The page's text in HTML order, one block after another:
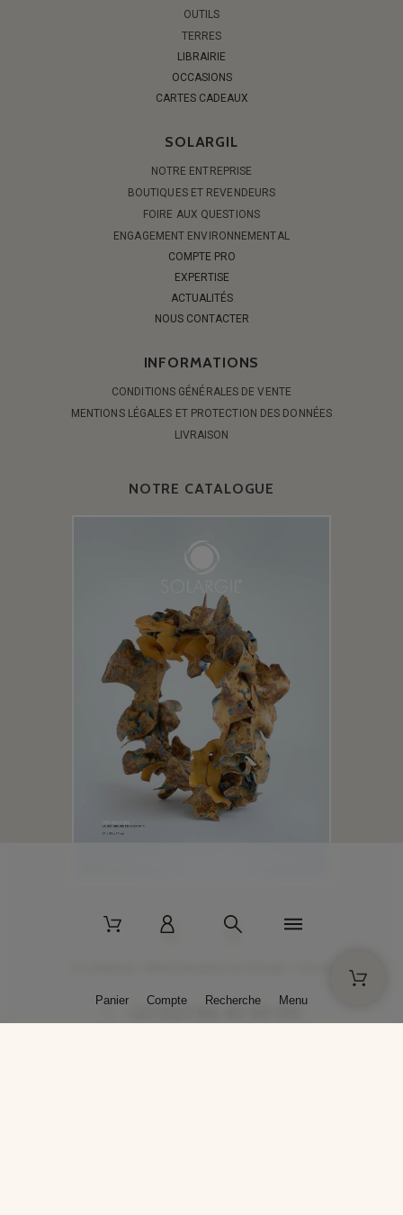
OUTILS
TERRES
LIBRAIRIE
OCCASIONS
CARTES CADEAUX
SOLARGIL
NOTRE ENTREPRISE
BOUTIQUES ET REVENDEURS
FOIRE AUX QUESTIONS
ENGAGEMENT ENVIRONNEMENTAL
COMPTE PRO
EXPERTISE
ACTUALITÉS
NOUS CONTACTER
INFORMATIONS
CONDITIONS GÉNÉRALES DE VENTE
MENTIONS LÉGALES ET PROTECTION DES DONNÉES
LIVRAISON
NOTRE CATALOGUE
+33 (0)3 86 45 50 00
Panier Compte Recherche Menu